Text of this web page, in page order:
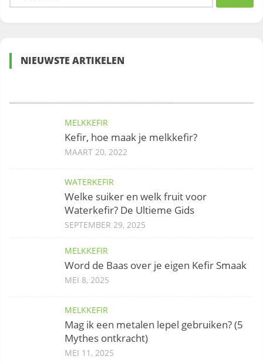
naar:
NIEUWSTE ARTIKELEN
MELKKEFIR
Kefir, hoe maak je melkkefir?
MAART 20, 2022
WATERKEFIR
Welke suiker en welk fruit voor
Waterkefir? De Ultieme Gids
SEPTEMBER 29, 2025
MELKKEFIR
Word de Baas over je eigen Kefir Smaak
MEI 8, 2025
MELKKEFIR
Mag ik een metalen lepel gebruiken? (5
Mythes ontkracht)
MEI 11, 2025